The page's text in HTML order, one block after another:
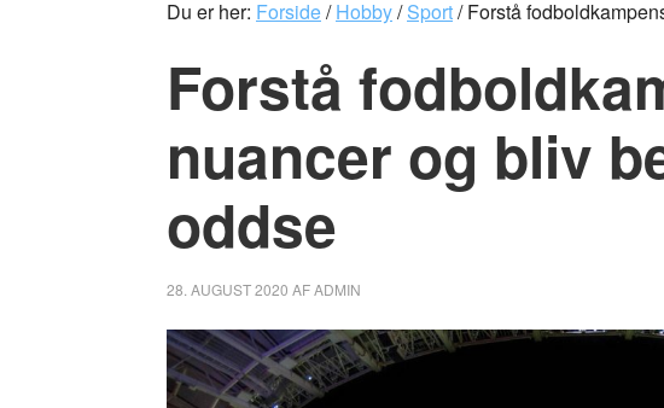
Du er her: Forside/ Hobby/ Sport/Forstå
Forstå
nuancer og bliv
oddse
28. AUGUST 2020 AFADMIN